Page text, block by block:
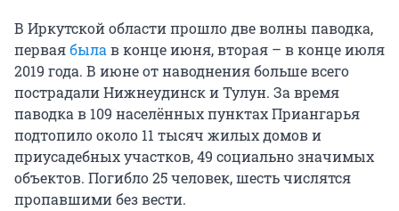
В Иркутской области прошло две волны паводка,
перваябыла в конце июня, вторая – в конце июля
2019 года. В июне от наводнения больше всего
пострадали Нижнеудинск и Тулун. За время
паводка в 109 населённых пунктах Приангарья
подтопило около 11 тысяч жилых домов и
приусадебных участков, 49 социально значимых
объектов. Погибло 25 человек, шесть числятся
пропавшими без вести.